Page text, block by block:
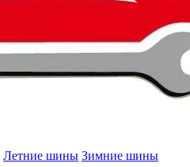
Летние шины Зимние шины